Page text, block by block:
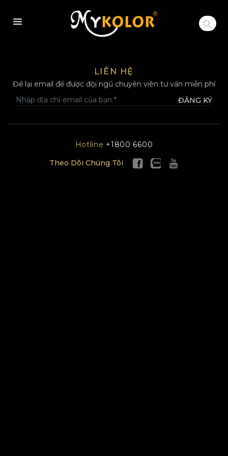
MYKOLOR
LIÊN HỆ
Để lại email để được đội ngũ chuyên viên tư vấn miễn phí
ĐĂNG KÝ
Hotline +1800 6600
Theo Dõi Chúng Tôi